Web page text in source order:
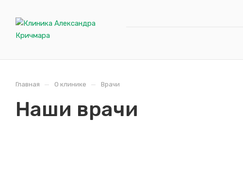
Главная — О клинике — Врачи
Наши врачи